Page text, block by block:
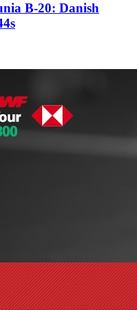
B-20: Danish